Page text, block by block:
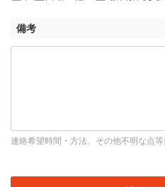
備考
連絡希望時間・方法、その他不明な点